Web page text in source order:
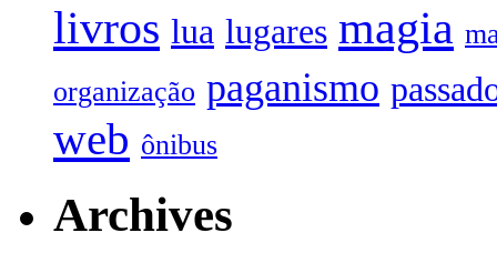
livros lua lugares magia
organização paganismo
web ônibus
Archives